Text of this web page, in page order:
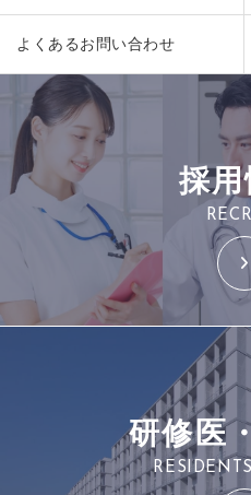
よくあるお問い合わせ
採
研修医